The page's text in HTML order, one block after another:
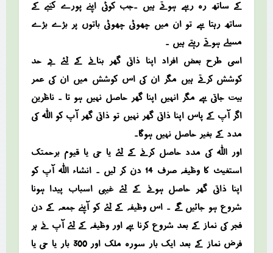
کے ساتھ رہ رہے ہوتے ہیں ۔جب کوئی اپنے پورے کنبے کے
ساتھ رہتا ہے تو ان میں چھوٹی چھوٹی باتوں پر بڑے بڑے
مسلے ہوتے رہتے ہیں ۔
اسی طرح بعض افراد اپنا ذاتی گھر بنانے کے لئے بے حد
کوشش کرتے ہیں مگر ان کی اس کوشش میں ان کی عمر
بیت جاتی ہے مگر انہیں اپنا گھر حاصل نہیں ہو تا ۔ ناظرین
اگر آپ کے پاس اپنا ذاتی گھر نہیں تو ذاتی گھر آپ کو اللہ کی
مدد کے بغیر حاصل نہیں ہوگا۔
اور اللہ کی مدد حاصل کرنے کے لئے یا حی یا قیوم برحمتک
استغیث کا وظیفہ صرف 14 دن کر لیں ۔ انشاء اللہ آپ کو
اپنا ذاتی گھر حاصل ہونے کے لئے غیبی اسباب پیدا ہونا
شروع ہو جائیں گے ۔ اس وظیفہ کے لئے کو آپنے جمعہ کے دن
فجر کی نماز کے بعد شروع کرنا ہے اور وظیفہ کے لئے آپ نے ہر
فرض نماز کے بعد ایک بار سورہ ملک اور 300 بار یا حی یا